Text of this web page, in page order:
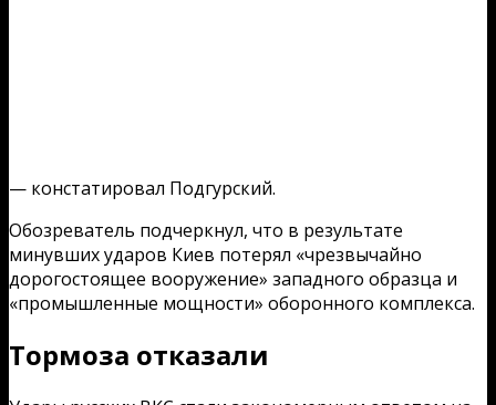
— констатировал Подгурский.
Обозреватель подчеркнул, что в результате
минувших ударов Киев потерял «чрезвычайно
дорогостоящее вооружение» западного образца и
«промышленные мощности» оборонного комплекса.
Тормоза отказали